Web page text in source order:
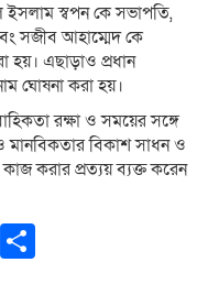
ইসলাম স্বপন কে সভাপতি,
সজীব আহাম্মেদ কে
হয়। এছাড়াও প্রধান
ঘোষনা করা হয়।
রক্ষা ও সময়ের সঙ্গে
মানবিকতার বিকাশ সাধন ও
কাজ করার প্রত্যয় ব্যক্ত করেন
Copy